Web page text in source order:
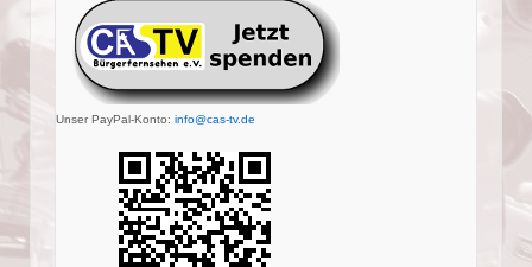
Unser PayPal-Konto: info@cas-tv.de